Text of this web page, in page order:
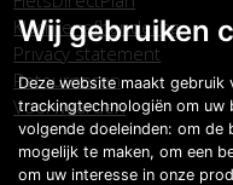
Klachtenafhandeling
Privacy statement
Retourneren
Voorwaarden
Wij gebruiken
Deze website maakt gebruik
trackingtechnologiën om
volgende doeleinden: om de
mogelijk te maken, om een
om uw interesse in onze